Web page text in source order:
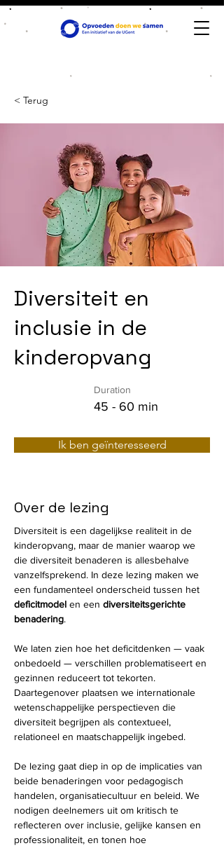
< Terug
Diversiteit en
inclusie in de
kinderopvang
Duration
45 - 60 min
Ik ben geïnteresseerd
Over de lezing
Diversiteit is een dagelijkse realiteit in de
kinderopvang, maar de manier waarop we
die diversiteit benaderen is allesbehalve
vanzelfsprekend. In deze lezing maken we
een fundamenteel onderscheid tussen het
deficitmodel en een diversiteitsgerichte
benadering.
We laten zien hoe het deficitdenken — vaak
onbedoeld — verschillen problematiseert en
gezinnen reduceert tot tekorten.
Daartegenover plaatsen we internationale
wetenschappelijke perspectieven die
diversiteit begrijpen als contextueel,
relationeel en maatschappelijk ingebed.
De lezing gaat diep in op de implicaties van
beide benaderingen voor pedagogisch
handelen, organisatiecultuur en beleid. We
nodigen deelnemers uit om kritisch te
reflecteren over inclusie, gelijke kansen en
professionaliteit, en tonen hoe